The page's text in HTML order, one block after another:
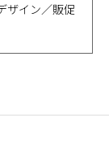
ザイン／販促